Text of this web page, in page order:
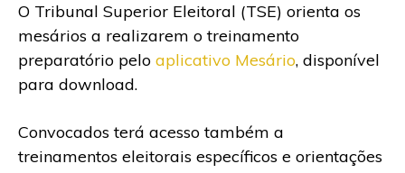
O Tribunal Superior Eleitoral (TSE) orienta os
mesários a realizarem o treinamento
preparatório pelo aplicativo Mesário, disponível
para download.
Convocados terá acesso também a
treinamentos eleitorais específicos e orientações